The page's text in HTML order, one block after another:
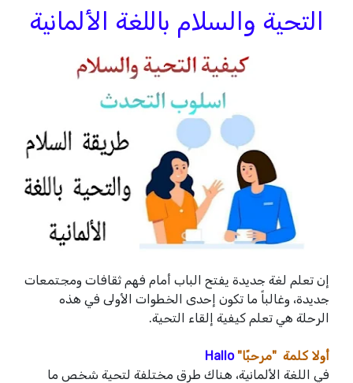
التحية والسلام باللغة الألمانية
إن تعلم لغة جديدة يفتح الباب أمام فهم ثقافات ومجتمعات
جديدة، وغالباً ما تكون إحدى الخطوات الأولى في هذه
الرحلة هي تعلم كيفية إلقاء التحية.
أولا كلمة "مرحبًا" Hallo
في اللغة الألمانية، هناك طرق مختلفة لتحية شخص ما